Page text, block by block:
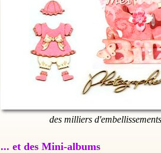
des milliers
... et des Mini-albums